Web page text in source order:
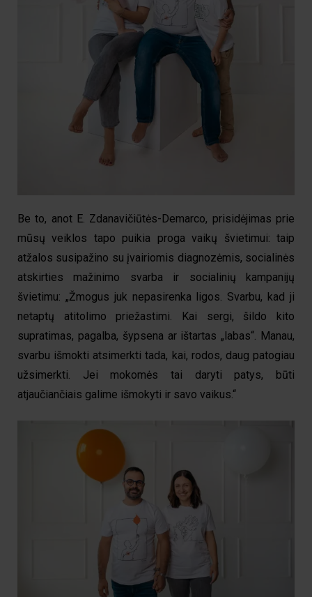
Be to, anot E. Zdanavičiūtės-Demarco, prisidėjimas prie
mūsų veiklos tapo puikia proga vaikų švietimui: taip
atžalos susipažino su įvairiomis diagnozėmis, socialinės
atskirties mažinimo svarba ir socialinių kampanijų
švietimu: „Žmogus juk nepasirenka ligos. Svarbu, kad ji
netaptų atitolimo priežastimi. Kai sergi, šildo kito
supratimas, pagalba, šypsena ar ištartas „labas“. Manau,
svarbu išmokti atsimerkti tada, kai, rodos, daug patogiau
užsimerkti. Jei mokomės tai daryti patys, būti
atjaučiančiais galime išmokyti ir savo vaikus.“